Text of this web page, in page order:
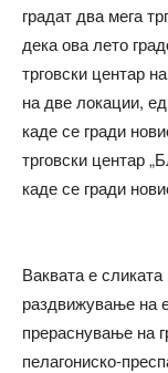
градат два мега
дека ова лето
трговски центар
на две локации,
каде се гради
трговски центар
каде се гради
Ваквата е
раздвижување на
прераснување на
пелагониско-